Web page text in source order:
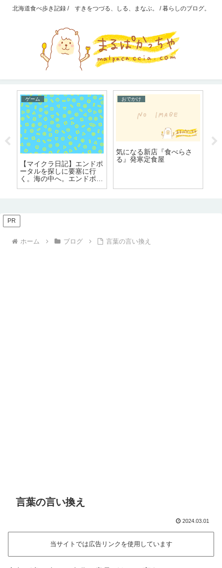
北海道食べ歩き記録 / すきをつづる、しる、まなぶ。 / 暮らしのブログ。
ゲーム
【マイクラ日記】エンドポ
ータルを探しに要塞に行
く。海の中へ。エンドポー
おでかけ
気になる新店『食べらさ
る』発寒定食屋
PR
ホーム ブログ 言葉の言い換え
言葉の言い換え
2024.03.01
当サイトでは広告リンクを使用しています